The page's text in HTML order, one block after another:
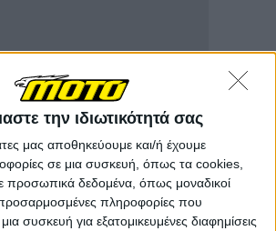
την ιδιωτικότητά σας
μας αποθηκεύουμε και/ή έχουμε
σε μια συσκευή, όπως τα cookies,
προσωπικά δεδομένα, όπως μοναδικοί
προσαρμοσμένες πληροφορίες που
συσκευή για εξατομικευμένες διαφημίσεις